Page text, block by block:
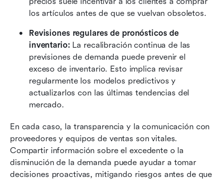
los artículos antes de que se vuelvan obsoletos.
Revisiones regulares de pronósticos de
inventario: La recalibración continua de las
previsiones de demanda puede prevenir el
exceso de inventario. Esto implica revisar
regularmente los modelos predictivos y
actualizarlos con las últimas tendencias del
mercado.
En cada caso, la transparencia y la comunicación con
proveedores y equipos de ventas son vitales.
Compartir información sobre el excedente o la
disminución de la demanda puede ayudar a tomar
decisiones proactivas, mitigando riesgos antes de que